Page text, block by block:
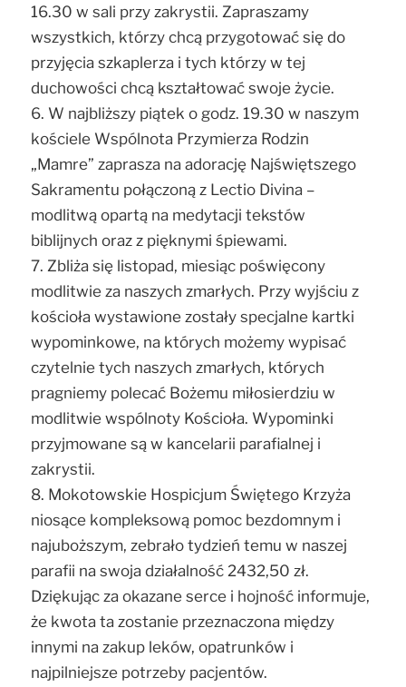
16.30 w sali przy zakrystii. Zapraszamy
wszystkich, którzy chcą przygotować się do
przyjęcia szkaplerza i tych którzy w tej
duchowości chcą kształtować swoje życie.
6. W najbliższy piątek o godz. 19.30 w naszym
kościele Wspólnota Przymierza Rodzin
„Mamre” zaprasza na adorację Najświętszego
Sakramentu połączoną z Lectio Divina –
modlitwą opartą na medytacji tekstów
biblijnych oraz z pięknymi śpiewami.
7. Zbliża się listopad, miesiąc poświęcony
modlitwie za naszych zmarłych. Przy wyjściu z
kościoła wystawione zostały specjalne kartki
wypominkowe, na których możemy wypisać
czytelnie tych naszych zmarłych, których
pragniemy polecać Bożemu miłosierdziu w
modlitwie wspólnoty Kościoła. Wypominki
przyjmowane są w kancelarii parafialnej i
zakrystii.
8. Mokotowskie Hospicjum Świętego Krzyża
niosące kompleksową pomoc bezdomnym i
najuboższym, zebrało tydzień temu w naszej
parafii na swoja działalność 2432,50 zł.
Dziękując za okazane serce i hojność informuje,
że kwota ta zostanie przeznaczona między
innymi na zakup leków, opatrunków i
najpilniejsze potrzeby pacjentów.